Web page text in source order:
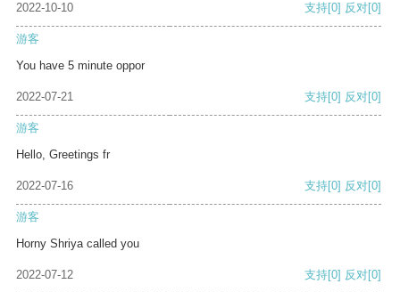
2022-10-10 支持[0] 反对[0]
游客
You have 5 minute oppor
2022-07-21 支持[0] 反对[0]
游客
Hello, Greetings fr
2022-07-16 支持[0] 反对[0]
游客
Horny Shriya called you
2022-07-12 支持[0] 反对[0]